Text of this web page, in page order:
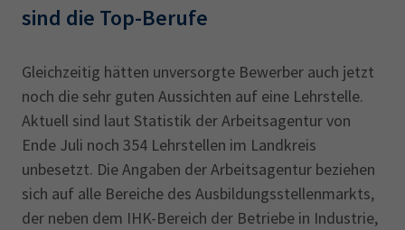
sind die Top-Berufe
Gleichzeitig hätten unversorgte Bewerber auch jetzt
noch die sehr guten Aussichten auf eine Lehrstelle.
Aktuell sind laut Statistik der Arbeitsagentur von
Ende Juli noch 354 Lehrstellen im Landkreis
unbesetzt. Die Angaben der Arbeitsagentur beziehen
sich auf alle Bereiche des Ausbildungs­stellenmarkts,
der neben dem IHK-Bereich der Betriebe in Industrie,